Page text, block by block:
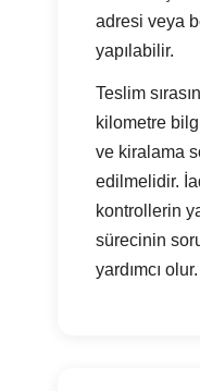
adresi veya
yapılabilir.
Teslim
kilometre
ve kiralama
edilmelidir.
kontrollerin
sürecinin
yardımcı olur.